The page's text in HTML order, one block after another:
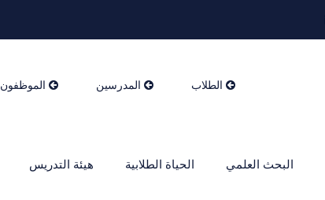
الطلاب المدرسين الموظفون
البحث العلمي الحياة الطلابية هيئة التدريس